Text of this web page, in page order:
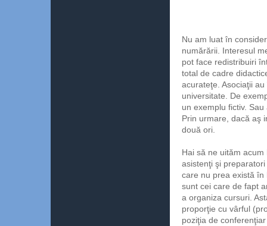
Nu am luat în
numărării. Interesul
pot face redistribuiri
total de cadre
acurateţe. Asociaţii
universitate. De
un exemplu fictiv.
Prin urmare, dacă aş
două ori.
Hai să ne uităm
asistenţi şi
care nu prea există în
sunt cei care de fapt
a organiza cursuri.
proporţie cu vârful
poziţia de